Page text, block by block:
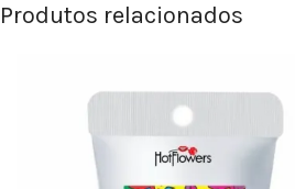
Produtos relacionados